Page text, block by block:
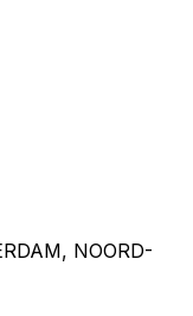
NOORD-